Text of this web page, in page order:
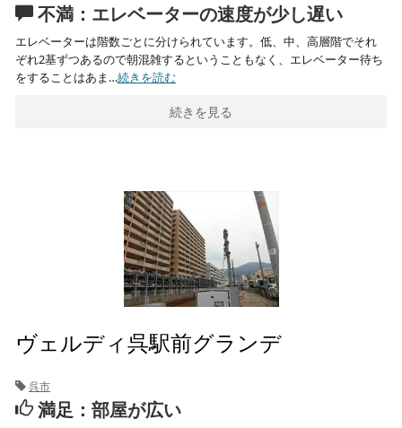
不満：エレベーターの速度が少し遅い
エレベーターは階数ごとに分けられています。低、中、高層階でそれ
ぞれ2基ずつあるので朝混雑するということもなく、エレベーター待ち
をすることはあま…続きを読む
続きを見る
ヴェルディ呉駅前グランデ
呉市
満足：部屋が広い